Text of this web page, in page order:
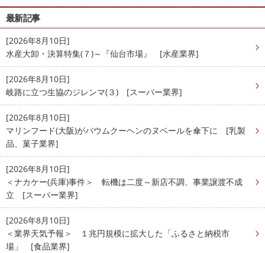
最新記事
[2026年8月10日]
水産大卸・決算特集(７)～『仙台市場』 [水産業界]
[2026年8月10日]
岐路に立つ生協のジレンマ(３) [スーパー業界]
[2026年8月10日]
マリンフード(大阪)がバウムクーヘンのヌベールを傘下に [乳製
品、菓子業界]
[2026年8月10日]
＜ナカケー(兵庫)事件＞ 転機は二度～新店不調、事業譲渡不成
立 [スーパー業界]
[2026年8月10日]
＜業界天気予報＞ １兆円規模に拡大した「ふるさと納税市
場」 [食品業界]